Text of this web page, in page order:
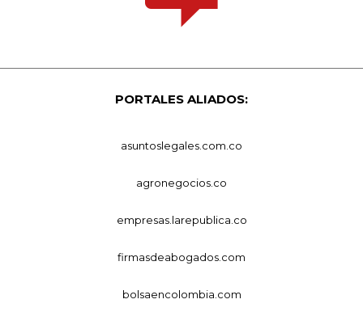
PORTALES ALIADOS:
asuntoslegales.com.co
agronegocios.co
empresas.larepublica.co
firmasdeabogados.com
bolsaencolombia.com